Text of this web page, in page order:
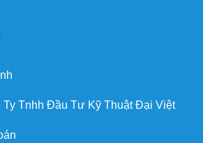
Tnhh Đầu Tư Kỹ Thuật Đại Việt